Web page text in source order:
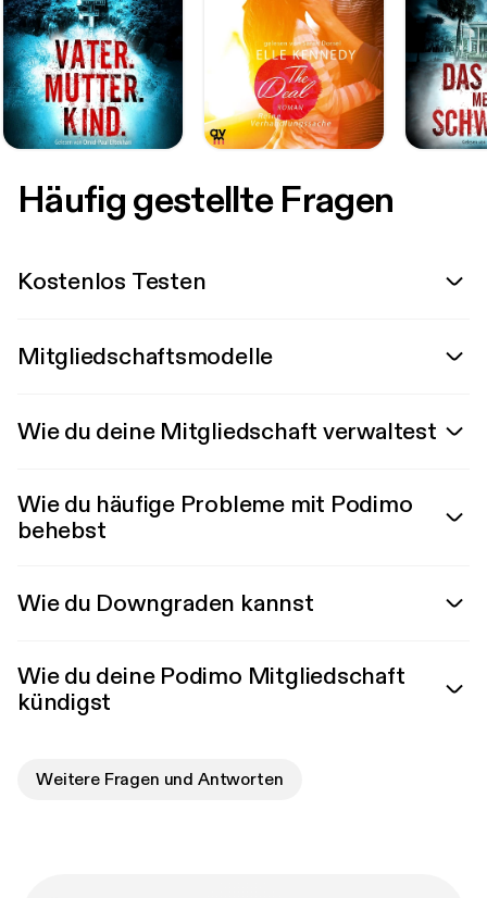
Häufig gestellte Fragen
Kostenlos Testen
Mitgliedschaftsmodelle
Wie du deine Mitgliedschaft verwaltest
Wie du häufige Probleme mit Podimo
behebst
Wie du Downgraden kannst
Wie du deine Podimo Mitgliedschaft
kündigst
Weitere Fragen und Antworten